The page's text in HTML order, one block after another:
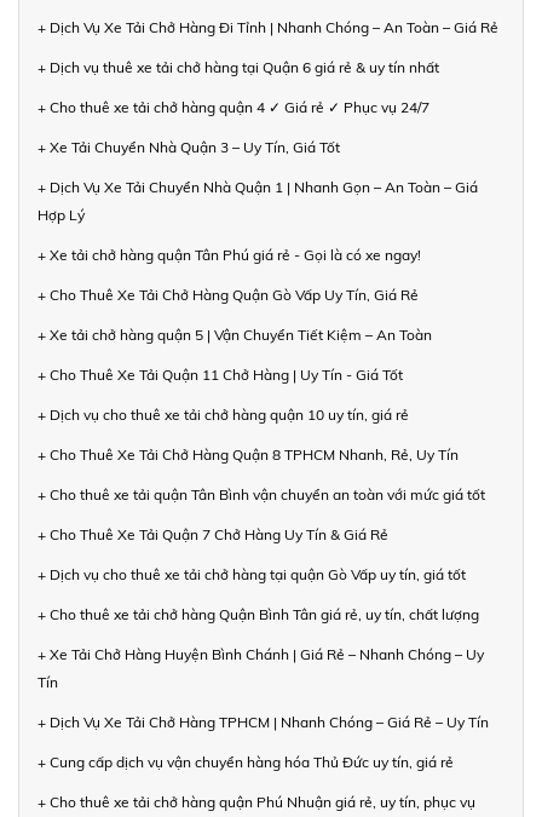
+ Dịch Vụ Xe Tải Chở Hàng Đi Tỉnh | Nhanh Chóng – An Toàn – Giá Rẻ
+ Dịch vụ thuê xe tải chở hàng tại Quận 6 giá rẻ & uy tín nhất
+ Cho thuê xe tải chở hàng quận 4 ✓ Giá rẻ ✓ Phục vụ 24/7
+ Xe Tải Chuyển Nhà Quận 3 – Uy Tín, Giá Tốt
+ Dịch Vụ Xe Tải Chuyển Nhà Quận 1 | Nhanh Gọn – An Toàn – Giá
Hợp Lý
+ Xe tải chở hàng quận Tân Phú giá rẻ - Gọi là có xe ngay!
+ Cho Thuê Xe Tải Chở Hàng Quận Gò Vấp Uy Tín, Giá Rẻ
+ Xe tải chở hàng quận 5 | Vận Chuyển Tiết Kiệm – An Toàn
+ Cho Thuê Xe Tải Quận 11 Chở Hàng | Uy Tín - Giá Tốt
+ Dịch vụ cho thuê xe tải chở hàng quận 10 uy tín, giá rẻ
+ Cho Thuê Xe Tải Chở Hàng Quận 8 TPHCM Nhanh, Rẻ, Uy Tín
+ Cho thuê xe tải quận Tân Bình vận chuyển an toàn với mức giá tốt
+ Cho Thuê Xe Tải Quận 7 Chở Hàng Uy Tín & Giá Rẻ
+ Dịch vụ cho thuê xe tải chở hàng tại quận Gò Vấp uy tín, giá tốt
+ Cho thuê xe tải chở hàng Quận Bình Tân giá rẻ, uy tín, chất lượng
+ Xe Tải Chở Hàng Huyện Bình Chánh | Giá Rẻ – Nhanh Chóng – Uy
Tín
+ Dịch Vụ Xe Tải Chở Hàng TPHCM | Nhanh Chóng – Giá Rẻ – Uy Tín
+ Cung cấp dịch vụ vận chuyển hàng hóa Thủ Đức uy tín, giá rẻ
+ Cho thuê xe tải chở hàng quận Phú Nhuận giá rẻ, uy tín, phục vụ